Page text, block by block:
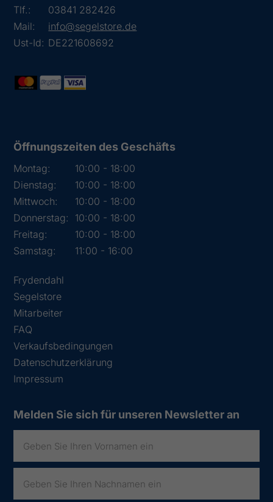
Tlf.:
03841 282426
Mail:
info@segelstore.de
Ust-Id: DE221608692
Öffnungszeiten des Geschäfts
Montag:
10:00 - 18:00
Dienstag:
10:00 - 18:00
Mittwoch:
10:00 - 18:00
Donnerstag:
10:00 - 18:00
Freitag:
10:00 - 18:00
Samstag:
11:00 - 16:00
Frydendahl
Segelstore
Mitarbeiter
FAQ
Verkaufsbedingungen
Datenschutzerklärung
Impressum
Melden Sie sich für unseren Newsletter an